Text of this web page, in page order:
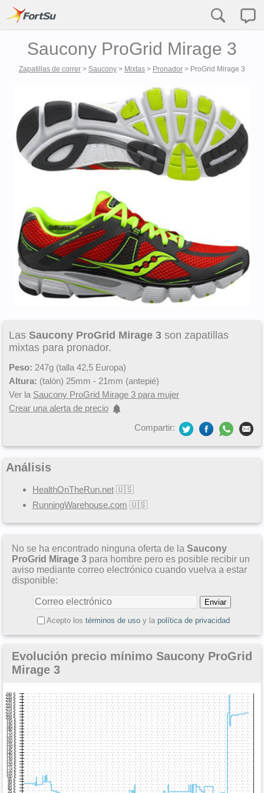
Saucony ProGrid Mirage 3
Zapatillas de correr > Saucony > Mixtas > Pronador > ProGrid Mirage 3
Las Saucony ProGrid Mirage 3 son zapatillas
mixtas para pronador.
Peso: 247g (talla 42,5 Europa)
Altura: (talón) 25mm - 21mm (antepié)
Ver la Saucony ProGrid Mirage 3 para mujer
Crear una alerta de precio
Compartir:
Análisis
HealthOnTheRun.net 🇺🇸
RunningWarehouse.com 🇺🇸
No se ha encontrado ninguna oferta de la Saucony
ProGrid Mirage 3 para hombre pero es posible recibir un
aviso mediante correo electrónico cuando vuelva a estar
disponible:
Acepto los términos de usoy la política de privacidad
Evolución precio mínimo Saucony ProGrid
Mirage 3